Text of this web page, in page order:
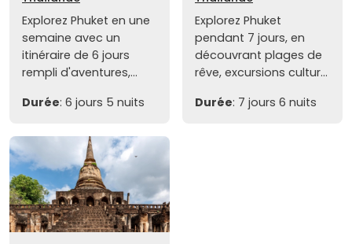
Explorez Phuket en une
semaine avec un
itinéraire de 6 jours
rempli d'aventures,...
Durée: 6 jours 5 nuits
Explorez Phuket
pendant 7 jours, en
découvrant plages de
rêve, excursions cultur...
Durée: 7 jours 6 nuits